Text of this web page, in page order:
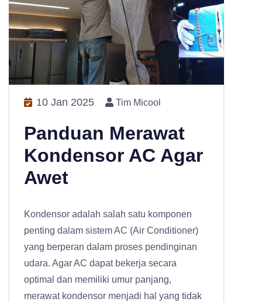
10 Jan 2025 Tim Micool
Panduan Merawat
Kondensor AC Agar
Awet
Kondensor adalah salah satu komponen
penting dalam sistem AC (Air Conditioner)
yang berperan dalam proses pendinginan
udara. Agar AC dapat bekerja secara
optimal dan memiliki umur panjang,
merawat kondensor menjadi hal yang tidak